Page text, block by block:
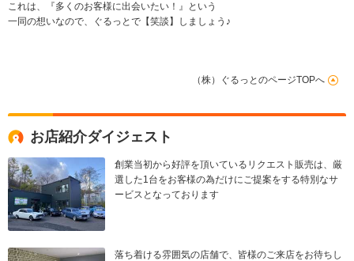
これは、『多くのお客様に出会いたい！』という
一同の想いなので、ぐるっとで【笑談】しましょう♪
（株）ぐるっとのページTOPへ
お店紹介ダイジェスト
創業当初から好評を頂いているリクエスト販売は、厳
選した1台をお客様の為だけにご提案をする特別なサ
ービスとなっております
落ち着ける雰囲気の店舗で、皆様のご来店をお待ちし